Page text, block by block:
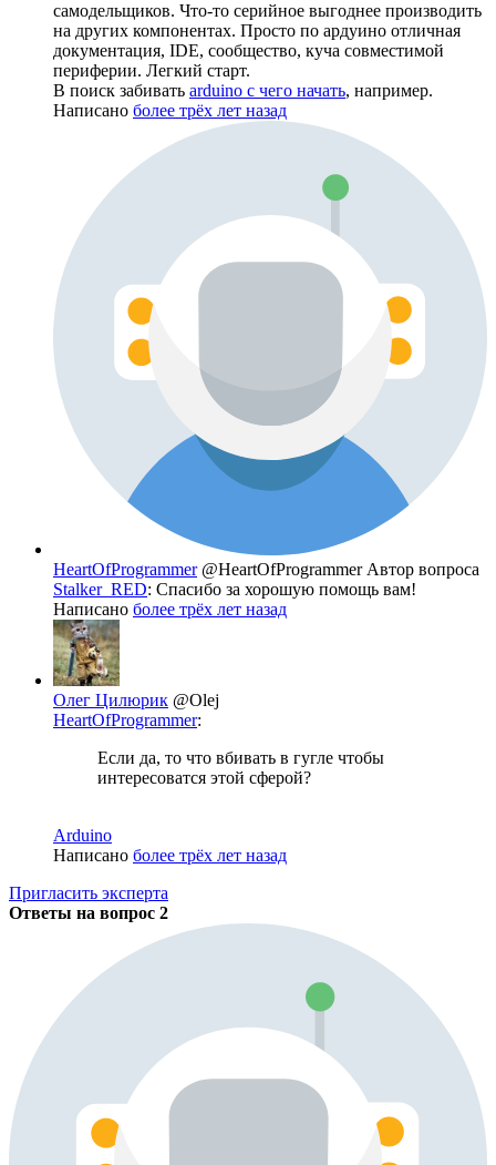
самодельщиков. Что-то серийное выгоднее производить
на других компонентах. Просто по ардуино отличная
документация, IDE, сообщество, куча совместимой
периферии. Легкий старт.
В поиск забивать arduino с чего начать, например.
Написано более трёх лет назад
HeartOfProgrammer @HeartOfProgrammer Автор вопроса
Stalker_RED: Спасибо за хорошую помощь вам!
Написано более трёх лет назад
Олег Цилюрик @Olej
HeartOfProgrammer:
Если да, то что вбивать в гугле чтобы
интересоватся этой сферой?
Arduino
Написано более трёх лет назад
Пригласить эксперта
Ответы на вопрос 2